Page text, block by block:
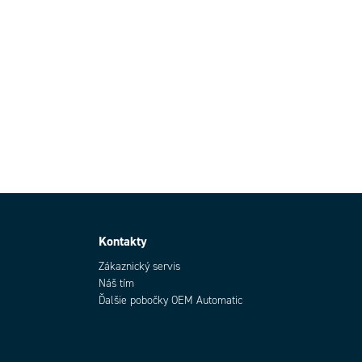
Kontakty
Zákaznický servis
Náš tím
Ďalšie pobočky OEM Automatic